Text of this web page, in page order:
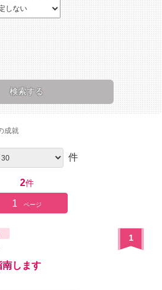
成就
件
2件
1 ページ
1
南します